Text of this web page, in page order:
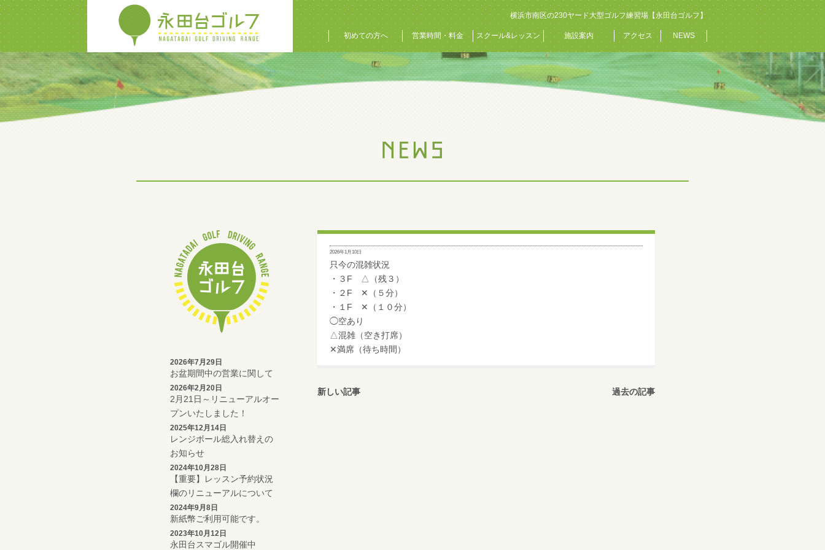
横浜市南区の230ヤード大型ゴルフ練習場【永田台ゴルフ】
初めての方へ 営業時間・料金 スクール&レッスン 施設案内 アクセス NEWS
2026年7月29日
お盆期間中の営業に関して
2026年2月20日
2月21日～リニューアルオー
プンいたしました！
2025年12月14日
レンジボール総入れ替えの
お知らせ
2024年10月28日
【重要】レッスン予約状況
欄のリニューアルについて
2024年9月8日
新紙幣ご利用可能です。
2023年10月12日
永田台スマゴル開催中
2026年1月10日
只今の混雑状況
・３F △（残３）
・２F ✕（５分）
・１F ✕（１０分）
◯空あり
△混雑（空き打席）
✕満席（待ち時間）
新しい記事 過去の記事